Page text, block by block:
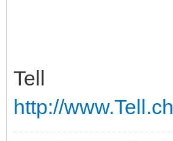
Tell
http://www.Tell.ch